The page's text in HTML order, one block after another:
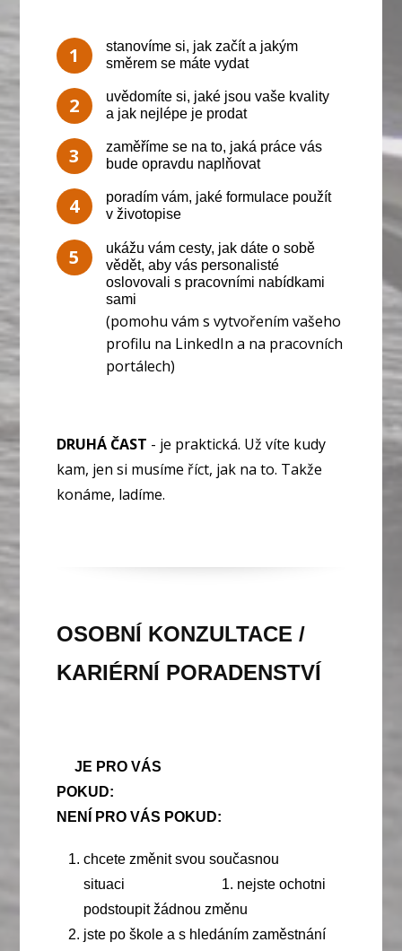
1
stanovíme si, jak začít a jakým
směrem se máte vydat
2
uvědomíte si, jaké jsou vaše kvality
a jak nejlépe je prodat
3
zaměříme se na to, jaká práce vás
bude opravdu naplňovat
4
poradím vám, jaké formulace použít
v životopise
5
ukážu vám cesty, jak dáte o sobě
vědět, aby vás personalisté
oslovovali s pracovními nabídkami
sami
(pomohu vám s vytvořením vašeho
profilu na LinkedIn a na pracovních
portálech)
DRUHÁ ČAST - je praktická. Už víte kudy
kam, jen si musíme říct, jak na to. Takže
konáme, ladíme.
OSOBNÍ KONZULTACE /
KARIÉRNÍ PORADENSTVÍ
JE PRO VÁS
POKUD:
NENÍ PRO VÁS POKUD:
chcete změnit svou současnou
situaci 1. nejste ochotni
podstoupit žádnou změnu
jste po škole a s hledáním zaměstnání